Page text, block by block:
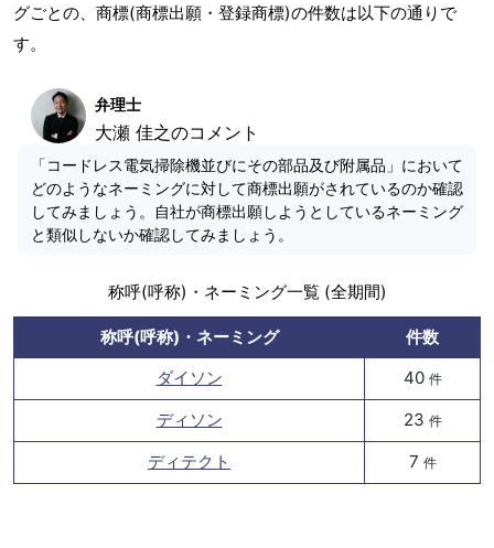
グごとの、商標(商標出願・登録商標)の件数は以下の通りで
す。
弁理士
大瀬 佳之のコメント
「コードレス電気掃除機並びにその部品及び附属品」において
どのようなネーミングに対して商標出願がされているのか確認
してみましょう。自社が商標出願しようとしているネーミング
と類似しないか確認してみましょう。
称呼(呼称)・ネーミング一覧 (全期間)
称呼(呼称)・ネーミング
件数
ダイソン
40 件
ディソン 23 件
ディテクト 7 件